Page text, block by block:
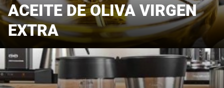
ACEITE DE OLIVA VIRGEN
EXTRA